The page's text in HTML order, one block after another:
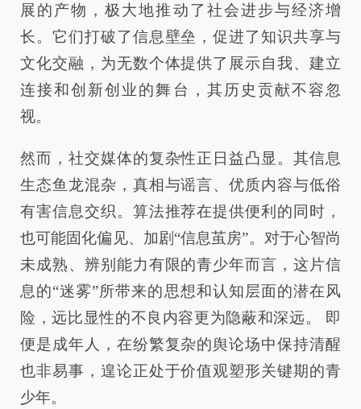
展的产物，极大地推动了社会进步与经济增
长。它们打破了信息壁垒，促进了知识共享与
文化交融，为无数个体提供了展示自我、建立
连接和创新创业的舞台，其历史贡献不容忽
视。
然而，社交媒体的复杂性正日益凸显。其信息
生态鱼龙混杂，真相与谣言、优质内容与低俗
有害信息交织。算法推荐在提供便利的同时，
也可能固化偏见、加剧“信息茧房”。对于心智尚
未成熟、辨别能力有限的青少年而言，这片信
息的“迷雾”所带来的思想和认知层面的潜在风
险，远比显性的不良内容更为隐蔽和深远。 即
便是成年人，在纷繁复杂的舆论场中保持清醒
也非易事，遑论正处于价值观塑形关键期的青
少年。